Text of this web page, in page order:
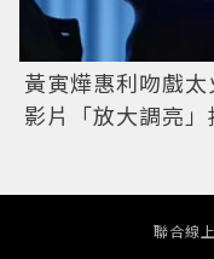
黃寅燁惠利吻戲
影片「放大調亮
聯合線